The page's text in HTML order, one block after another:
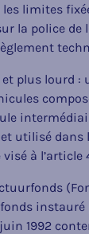
limites
la police
plus lourd :
utilisé dans
à l’article
instauré
1992